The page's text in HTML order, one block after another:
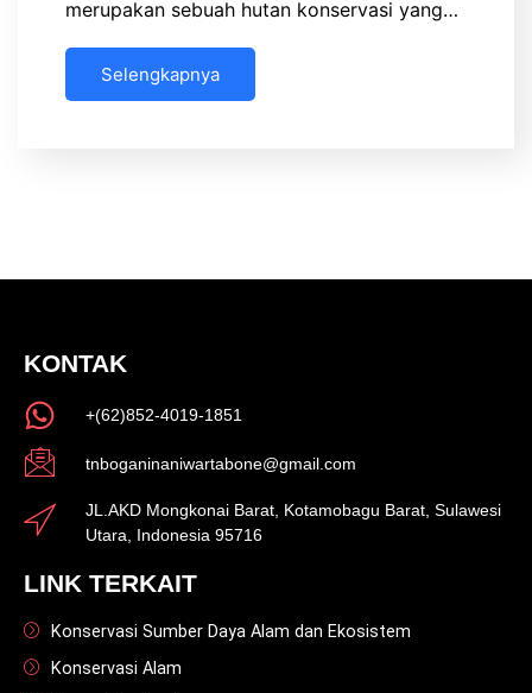
merupakan sebuah hutan konservasi yang…
Selengkapnya
KONTAK
+(62)852-4019-1851
tnboganinaniwartabone@gmail.com
JL.AKD Mongkonai Barat, Kotamobagu Barat, Sulawesi
Utara, Indonesia 95716
LINK TERKAIT
Konservasi Sumber Daya Alam dan Ekosistem
Konservasi Alam